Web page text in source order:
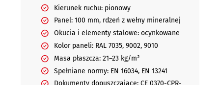
Kierunek ruchu: pionowy
Panel: 100 mm, rdzeń z wełny mineralnej
Okucia i elementy stalowe: ocynkowane
Kolor paneli: RAL 7035, 9002, 9010
Masa płaszcza: 21–23 kg/m²
Spełniane normy: EN 16034, EN 13241